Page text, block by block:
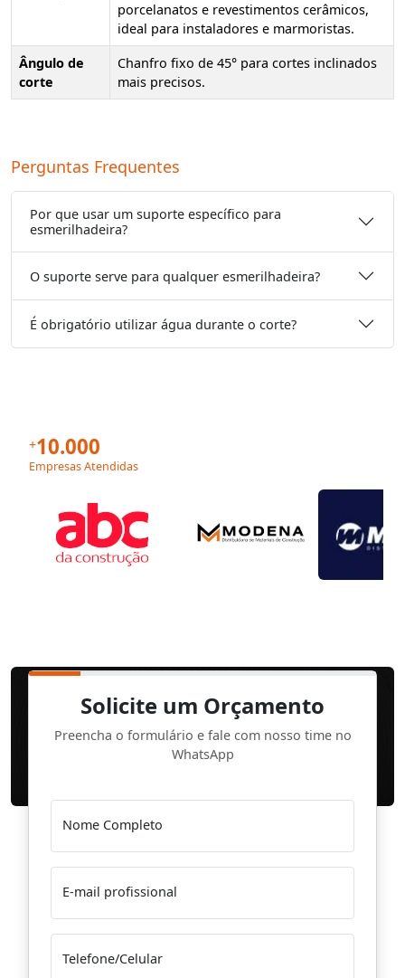
porcelanatos e revestimentos cerâmicos,
ideal para instaladores e marmoristas.
Ângulo de
corte
Chanfro fixo de 45° para cortes inclinados
mais precisos.
Perguntas Frequentes
Por que usar um suporte específico para
esmerilhadeira?
O suporte serve para qualquer esmerilhadeira?
É obrigatório utilizar água durante o corte?
+10.000
Empresas Atendidas
Solicite um Orçamento
Preencha o formulário e fale com nosso time no
WhatsApp
Nome Completo
E-mail profissional
Telefone/Celular